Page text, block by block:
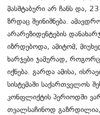
მასშტაბური არ ჩანს და,
ზრდაც შეინიშნება.
არარეზიდენტების
იზრდებოდა, ამიტომ,
ხარჯები ჯამურად, როგორც
იქნება. გარდა ამისა,
სისტემაში საქართველოს
კონფლიქტის პერიოდში
თვალსაჩინოდ